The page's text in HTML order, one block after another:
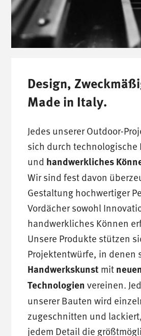
Design,
Made in Italy.
Jedes unserer Outdoor-
sich durch technologische
und handwerkliches
Wir sind fest davon
Gestaltung hochwertiger
Vordächer sowohl
handwerkliches Können
Unsere Produkte stützen
Projektentwürfe, in denen
Handwerkskunst mitneuen
Technologien vereinen.
unserer Bauten wird
zugeschnitten und
jedem Detail die